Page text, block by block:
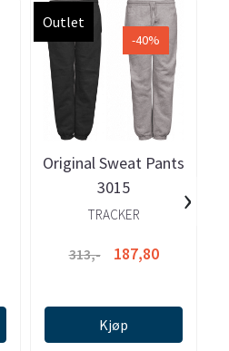
Outlet
-40%
Original Sweat Pants
3015
TRACKER
313,- 187,80
Kjøp
›